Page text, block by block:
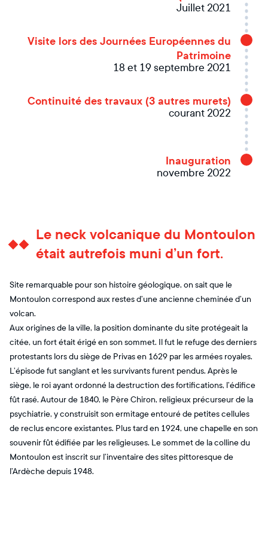
Juillet 2021
Visite lors des Journées Européennes du
Patrimoine
18 et 19 septembre 2021
Continuité des travaux (3 autres murets)
courant 2022
Inauguration
novembre 2022
Le neck volcanique du Montoulon
était autrefois muni d’un fort.
Site remarquable pour son histoire géologique, on sait que le
Montoulon correspond aux restes d’une ancienne cheminée d’un
volcan.
Aux origines de la ville, la position dominante du site protégeait la
citée, un fort était érigé en son sommet. Il fut le refuge des derniers
protestants lors du siège de Privas en 1629 par les armées royales.
L’épisode fut sanglant et les survivants furent pendus. Après le
siège, le roi ayant ordonné la destruction des fortifications, l’édifice
fût rasé. Autour de 1840, le Père Chiron, religieux précurseur de la
psychiatrie, y construisit son ermitage entouré de petites cellules
de reclus encore existantes. Plus tard en 1924, une chapelle en son
souvenir fût édifiée par les religieuses. Le sommet de la colline du
Montoulon est inscrit sur l’inventaire des sites pittoresque de
l’Ardèche depuis 1948.